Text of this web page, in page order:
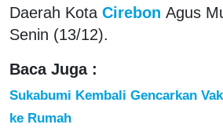
Daerah Kota Cirebon Agus
Senin (13/12).
Baca Juga :
Sukabumi Kembali Gencarkan
ke Rumah